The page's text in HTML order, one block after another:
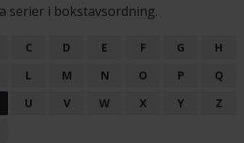
serier i bokstavsordning.
C D E F G
H
L M N O P
Q
U V W X Y
Z